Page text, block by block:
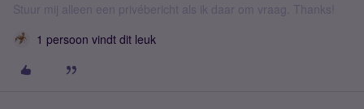
Stuur mij alleen een privébericht als ik daar om vraag. Thanks!
1 persoon vindt dit leuk